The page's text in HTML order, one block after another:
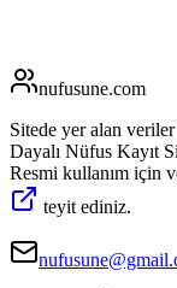
nufusune.com
Sitede yer alan
Dayalı Nüfus Kayıt
Resmi kullanım için
teyit ediniz.